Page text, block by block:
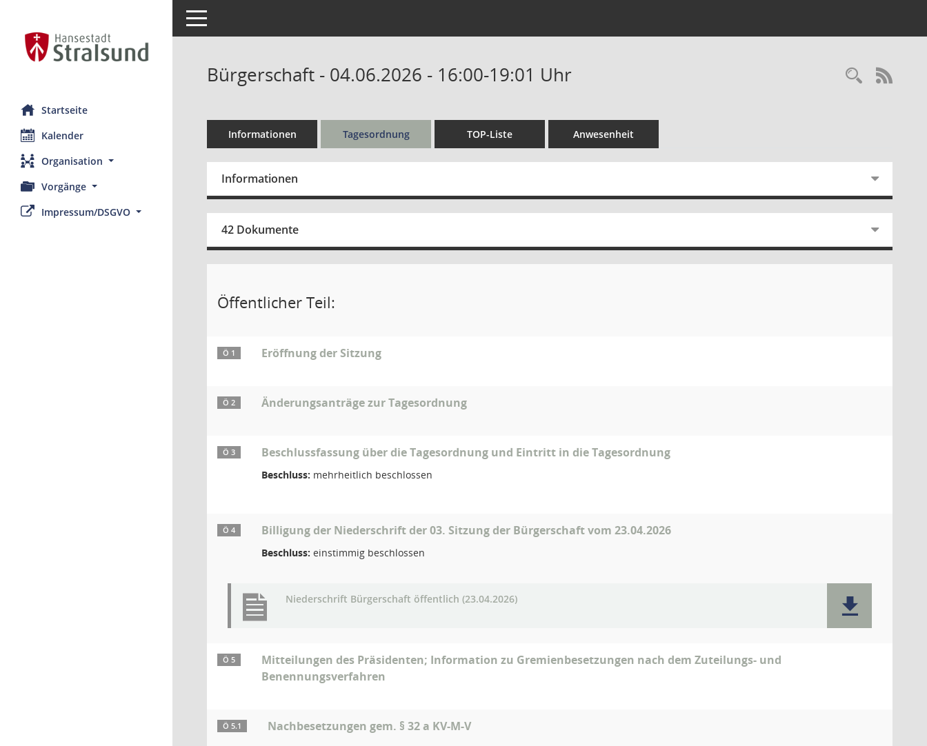
Startseite
Kalender
Organisation
Vorgänge
Impressum/DSGVO
Toggle navigation
Bürgerschaft - 04.06.2026 - 16:00-19:01 Uhr
Informationen Tagesordnung TOP-Liste Anwesenheit
Informationen
42 Dokumente
Öffentlicher Teil:
Ö 1 Eröffnung der Sitzung
Ö 2 Änderungsanträge zur Tagesordnung
Ö 3 Beschlussfassung über die Tagesordnung und Eintritt in die Tagesordnung
Beschluss: mehrheitlich beschlossen
Ö 4 Billigung der Niederschrift der 03. Sitzung der Bürgerschaft vom 23.04.2026
Beschluss: einstimmig beschlossen
Niederschrift Bürgerschaft öffentlich (23.04.2026)
Ö 5
Mitteilungen des Präsidenten; Information zu Gremienbesetzungen nach dem Zuteilungs- und
Benennungsverfahren
Ö 5.1 Nachbesetzungen gem. § 32 a KV-M-V